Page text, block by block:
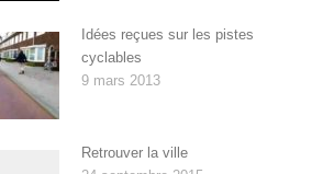
Idées reçues sur les pistes
cyclables
9 mars 2013
Retrouver la ville